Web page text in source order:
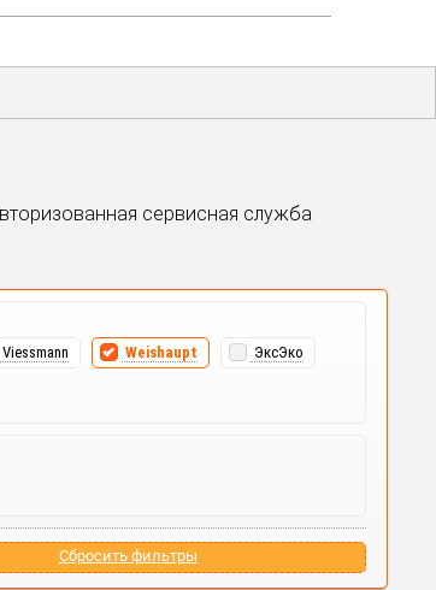
сервисная служба
Viessmann Weishaupt ЭксЭко
Сбросить фильтры